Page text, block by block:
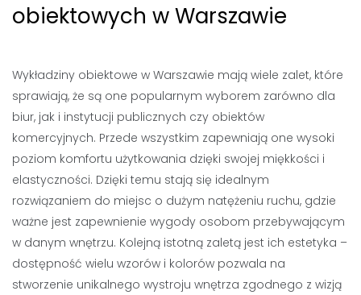
obiektowych w Warszawie
Wykładziny obiektowe w Warszawie mają wiele zalet, które
sprawiają, że są one popularnym wyborem zarówno dla
biur, jak i instytucji publicznych czy obiektów
komercyjnych. Przede wszystkim zapewniają one wysoki
poziom komfortu użytkowania dzięki swojej miękkości i
elastyczności. Dzięki temu stają się idealnym
rozwiązaniem do miejsc o dużym natężeniu ruchu, gdzie
ważne jest zapewnienie wygody osobom przebywającym
w danym wnętrzu. Kolejną istotną zaletą jest ich estetyka –
dostępność wielu wzorów i kolorów pozwala na
stworzenie unikalnego wystroju wnętrza zgodnego z wizją